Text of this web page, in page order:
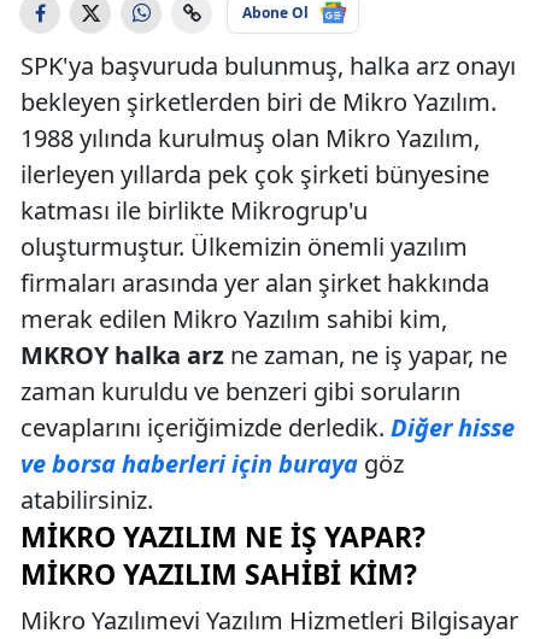
Abone Ol
SPK'ya başvuruda bulunmuş, halka arz onayı
bekleyen şirketlerden biri de Mikro Yazılım.
1988 yılında kurulmuş olan Mikro Yazılım,
ilerleyen yıllarda pek çok şirketi bünyesine
katması ile birlikte Mikrogrup'u
oluşturmuştur. Ülkemizin önemli yazılım
firmaları arasında yer alan şirket hakkında
merak edilen Mikro Yazılım sahibi kim,
MKROY halka arz ne zaman, ne iş yapar, ne
zaman kuruldu ve benzeri gibi soruların
cevaplarını içeriğimizde derledik. Diğer hisse
ve borsa haberleri için buraya göz
atabilirsiniz.
MIKRO YAZILIM NE İŞ YAPAR?
MIKRO YAZILIM SAHIBI KIM?
Mikro Yazılımevi Yazılım Hizmetleri Bilgisayar